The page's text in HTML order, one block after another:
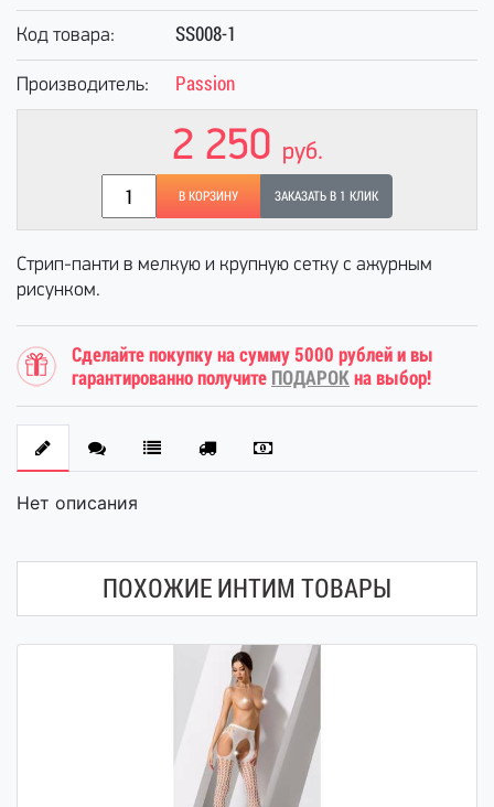
Код товара: SS008-1
Производитель: Passion
2 250 руб.
В КОРЗИНУ ЗАКАЗАТЬ В 1 КЛИК
Стрип-панти в мелкую и крупную сетку с ажурным
рисунком.
Сделайте покупку на сумму 5000 рублей и вы
гарантированно получите ПОДАРОК на выбор!
Нет описания
ПОХОЖИЕ ИНТИМ ТОВАРЫ